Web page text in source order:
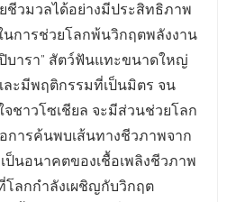
ชีวมวลได้อย่างมีประสิทธิภาพ
การช่วยโลกพ้นวิกฤตพลังงาน
ปิบารา” สัตว์ฟันแทะขนาดใหญ่
ะมีพฤติกรรมที่เป็นมิตร จน
ชาวโซเชียล จะมีส่วนช่วยโลก
การค้นพบเส้นทางชีวภาพจาก
ป็นอนาคตของเชื้อเพลิงชีวภาพ
โลกกำลังเผชิญกับวิกฤต